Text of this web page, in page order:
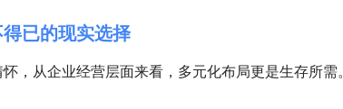
已的现实选择
，从企业经营层面来看，多元化布局更是生存所需。